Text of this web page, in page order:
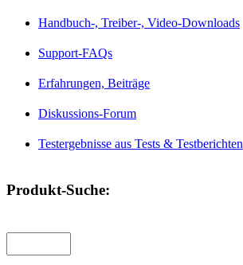
Handbuch-, Treiber-, Video-Downloads
Support-FAQs
Erfahrungen, Beiträge
Diskussions-Forum
Testergebnisse aus Tests & Testberichten
Produkt-Suche: